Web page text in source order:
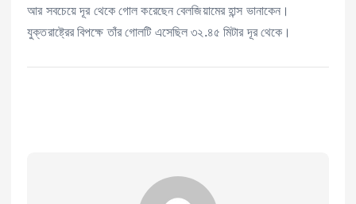
আর সবচেয়ে দূর থেকে গোল করেছেন বেলজিয়ামের হান্স ভানাকেন।
যুক্তরাষ্ট্রের বিপক্ষে তাঁর গোলটি এসেছিল ৩২.৪৫ মিটার দূর থেকে।